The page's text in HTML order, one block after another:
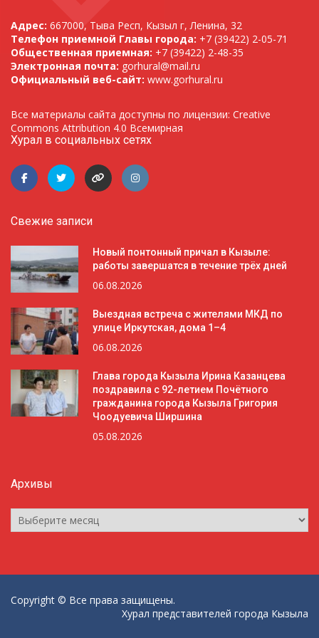
Адрес: 667000, Тыва Респ, Кызыл г, Ленина, 32
Телефон приемной Главы города: +7 (39422) 2-05-71
Общественная приемная: +7 (39422) 2-48-35
Электронная почта: gorhural@mail.ru
Официальный веб-сайт: www.gorhural.ru
Все материалы сайта доступны по лицензии: Creative
Commons Attribution 4.0 Всемирная
Хурал в социальных сетях
Свежие записи
Новый понтонный причал в Кызыле:
работы завершатся в течение трёх дней
06.08.2026
Выездная встреча с жителями МКД по
улице Иркутская, дома 1–4
06.08.2026
Глава города Кызыла Ирина Казанцева
поздравила с 92-летием Почётного
гражданина города Кызыла Григория
Чоодуевича Ширшина
05.08.2026
Архивы
Архивы
Copyright © Все права защищены.
Хурал представителей города Кызыла